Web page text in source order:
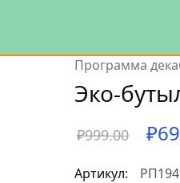
Программа
Эко-
₽999.00 ₽
Артикул: